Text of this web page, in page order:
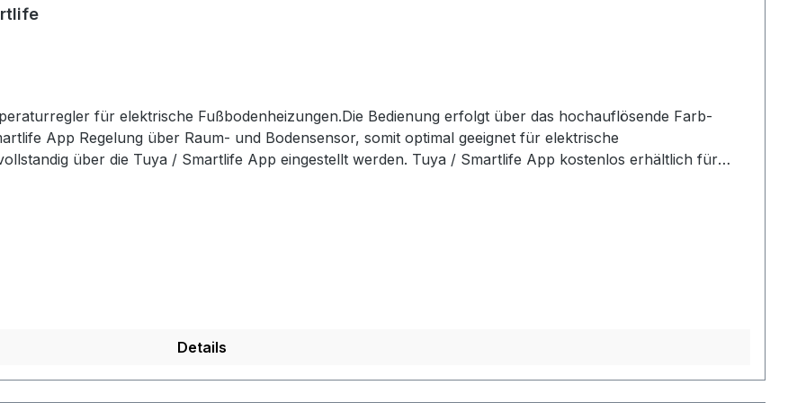
für elektrische Fußbodenheizungen.Die Bedienung erfolgt über das hochauflösende Farb-
App Regelung über Raum- und Bodensensor, somit optimal geeignet für elektrische
über die Tuya / Smartlife App eingestellt werden. Tuya / Smartlife App kostenlos erhältlich für
RT-70 erfolgt in Standard Unterputz-Schalterdosen, Durchmesser von 68 mm. Lieferumfang:
Details